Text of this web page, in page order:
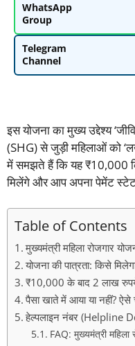
WhatsApp
Group
Telegram
Channel
इस योजना का मुख्य उद्देश्य
(SHG) से जुड़ी महिलाओं को
में समझते हैं कि यह ₹10,000
मिलेंगे और आप अपना पेमेंट
Table of Contents
मुख्यमंत्री महिला रोजगार
योजना की पात्रता: किसे
₹10,000 के बाद 2 लाख
पैसा खाते में आया या नहीं?
हेल्पलाइन नंबर (Helpline
FAQ: मुख्यमंत्री महिला